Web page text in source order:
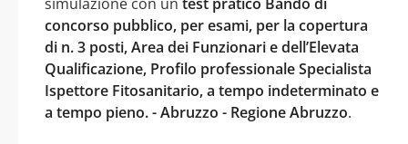
concorso pubblico, per esami, per la copertura
di n. 3 posti, Area dei Funzionari e dell’Elevata
Qualificazione, Profilo professionale Specialista
Ispettore Fitosanitario, a tempo indeterminato e
a tempo pieno. - Abruzzo - Regione Abruzzo.